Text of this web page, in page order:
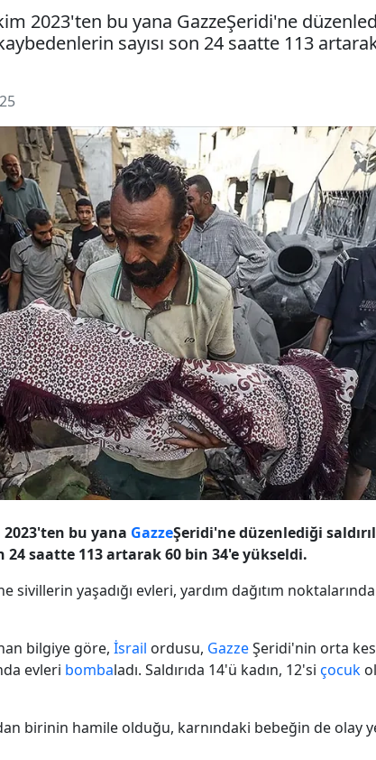
2023'ten bu yana GazzeŞeridi'ne
sayısı son 24 saatte 113
bu yana GazzeŞeridi'ne düzenlediği
24 saatte 113 artarak 60 bin 34'e yükseldi.
sivillerin yaşadığı evleri, yardım dağıtım
bilgiye göre, İsrail ordusu, GazzeŞeridi'nin orta
evleri bombaladı. Saldırıda 14'ü kadın, 12'si çocuk
birinin hamile olduğu, karnındaki bebeğin de olay